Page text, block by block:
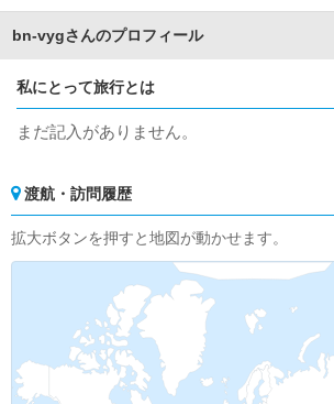
bn-vygさんのプロフィール
私にとって旅行とは
まだ記入がありません。
渡航・訪問履歴
拡大ボタンを押すと地図が動かせます。